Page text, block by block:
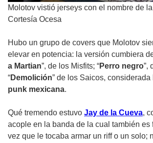
Molotov vistió jerseys con el nombre de
Cortesía Ocesa
Hubo un grupo de covers que Molotov
elevar en potencia: la versión cumbiera
a Martian”, de los Misfits; “Perro negro”,
“Demolición” de los Saicos, considerada
punk mexicana.
Qué tremendo estuvo Jay de la Cueva,
acople en la banda de la cual también es
vez que le tocaba armar un riff o un solo;